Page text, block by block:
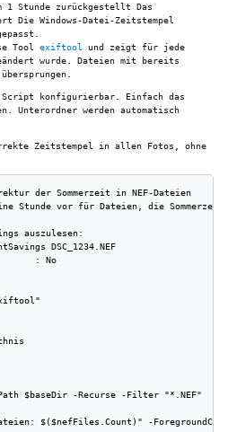
1 Stunde zurückgestellt Das
Die Windows-Datei-Zeitstempel
Tool exiftool
und zeigt für jede
wurde. Dateien mit bereits
konfigurierbar. Einfach das
Unterordner werden automatisch
Zeitstempel in allen Fotos, ohne
der Sommerzeit in NEF-Dateien
Stunde vor für Dateien, die Sommerzeit
auszulesen:
DSC_1234.NEF
: No
$baseDir -Recurse -Filter "*.NEF"
$($nefFiles.Count)" -